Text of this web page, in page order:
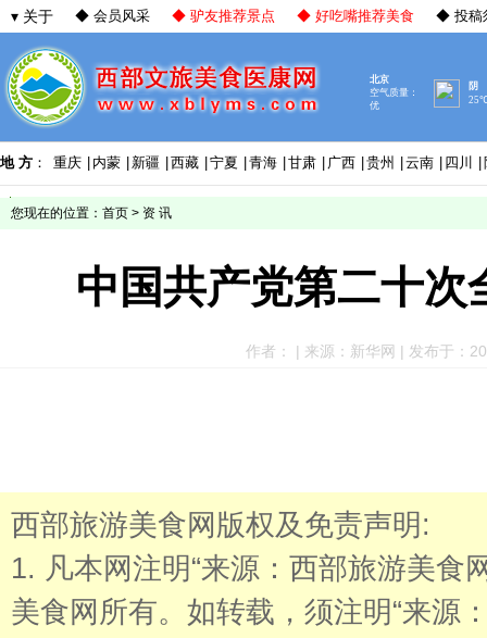
▾ 关于 ◆ 会员风采 ◆ 驴友推荐景点 ◆ 好吃嘴推荐美食 ◆ 投稿
地 方 ： 重庆 内蒙 新疆 西藏 宁夏 青海 甘肃 广西 贵州 云南 四川
您现在的位置： 首页 > 资 讯
中国共产党第二十次
作者： | 来源：新华网 | 发布于：
西部旅游美食网版权及免责声明:
1. 凡本网注明“来源：西部旅游美食
美食网所有。如转载，须注明“来源